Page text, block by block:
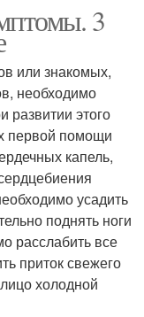
3
или знакомых,
необходимо
развитии этого
первой помощи
капель,
усадить
поднять ноги
расслабить все
приток свежего
холодной